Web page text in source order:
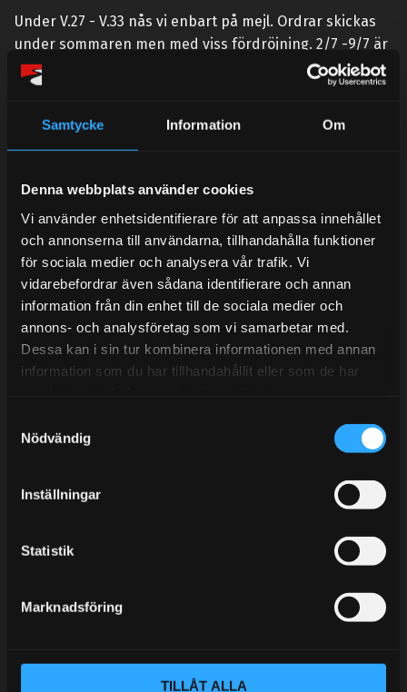
Samtycke Information Om
Denna webbplats använder cookies
Vi använder enhetsidentifierare för att anpassa innehållet
och annonserna till användarna, tillhandahålla funktioner
för sociala medier och analysera vår trafik. Vi
vidarebefordrar även sådana identifierare och annan
information från din enhet till de sociala medier och
annons- och analysföretag som vi samarbetar med.
Dessa kan i sin tur kombinera informationen med annan
information som du har tillhandahållit eller som de har
Nödvändig
Inställningar
Statistik
Marknadsföring
TILLÅT ALLA
Under V.27 - V.33 nås vi enbart på mejl. Ordrar skickas
under sommaren men med viss fördröjning. 2/7 -9/7 är
det helt stängt.
Mån-Tors: 10:30-15:00
Lunchstängt 12:00-13:00
info@streetperformance.se
BLOGG
KUNSKAPSCENTER